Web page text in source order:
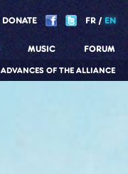
DONATE FR EN
ADVANCES OF THE ALLIANCE
MUSIC FORUM